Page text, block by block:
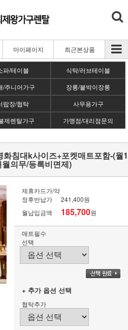
마이페이지 최근본상품
파/테이블
식탁/러브테이블
/주니어가구
장롱/붙박이장롱
랍장/협탁
사무용가구
제렌탈가구
가맹점/대리점문의
침대k사이즈+포켓매트포함-(월1
의무/등록비면제)
제휴카드가/약
정후반납가
241,400원
월납입금액
185,700원
매트필수
선택
+ 추가 옵션 선택
협탁추가